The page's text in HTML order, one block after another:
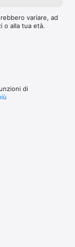
variare, ad
o alla tua età.
di